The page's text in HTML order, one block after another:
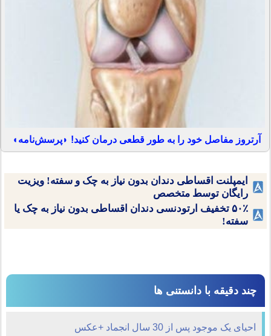
آرتروز مفاصل خود را به طور قطعی درمان کنید! ◗پرسش‌نامه◖
ایمپلنت اقساطی دندان بدون نیاز به چک و سفته! ویزیت
رایگان توسط متخصص
۵۰٪ تخفیف ارتودنسی دندان اقساطی بدون نیاز به چک یا
سفته!
چند دقیقه با دانستنی ها
احیای یک موجود پس از 30 سال انجماد +عکس